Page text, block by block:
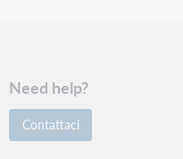
Need help?
Contattaci